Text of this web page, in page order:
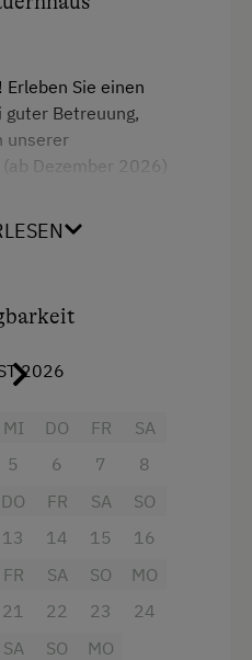
! Erleben Sie einen
Betreuung,
unserer
Dezember 2026)
Küche mit
mit
mit Backrohr,
2026
MI
5
DO
6
FR
7
SA
8
DO
13
FR
14
SA
15
SO
16
FR
21
SA
22
SO
23
MO
24
SA
SO
MO